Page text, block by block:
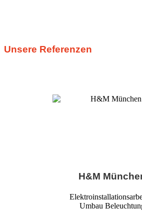
Unsere Referenzen
H&M
Umbau